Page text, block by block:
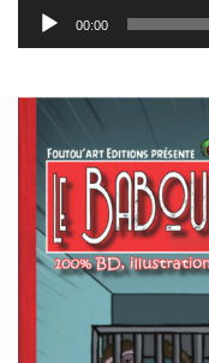
00:00